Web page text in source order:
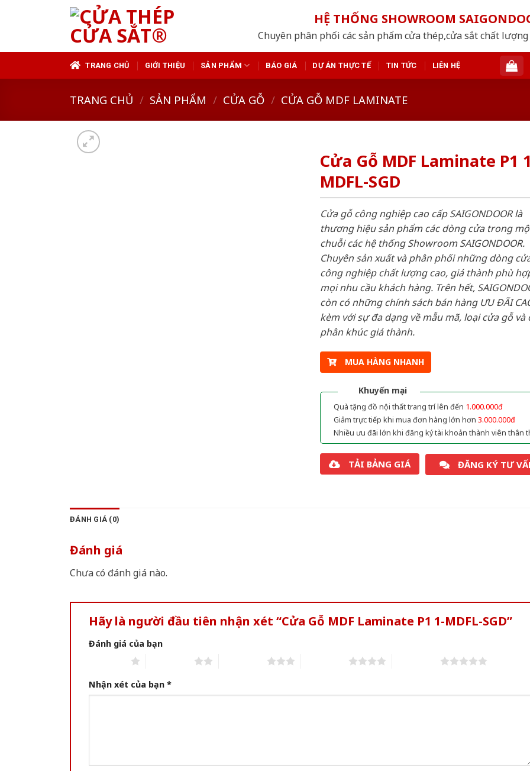
HỆ THỐNG SHOWROOM
Chuyên phân phối các sản phẩm cửa thép,cửa sắt chất
TRANG CHỦ GIỚI THIỆU SẢN PHẨM BÁO GIÁ DỰ ÁN THỰC TẾ TIN TỨC LIÊN HỆ
TRANG CHỦ / SẢN PHẨM / CỬA GỖ / CỬA GỖ MDF LAMINATE
Cửa Gỗ MDF Laminate P1
MDFL-SGD
Cửa gỗ công nghiệp cao cấp SAIGONDOOR là
thương hiệu sản phẩm các dòng cửa trong
chuỗi các hệ thống Showroom SAIGONDOOR.
Chuyên sản xuất và phân phối những dòng
công nghiệp chất lượng cao, giá thành phù
mọi nhu cầu khách hàng. Trên hết,
còn có những chính sách bán hàng ƯU ĐÃI
kèm với sự đa dạng về mẫu mã, loại cửa gỗ và
phân khúc giá thành.
MUA HÀNG NHANH
Khuyến mại
Quà tặng đồ nội thất trang trí lên đến 1.000.000đ
Giảm trực tiếp khi mua đơn hàng lớn hơn 3.000.000đ
Nhiều ưu đãi lớn khi đăng ký tài khoản thành viên thân
TẢI BẢNG GIÁ ĐĂNG KÝ TƯ
ĐÁNH GIÁ (0)
Đánh giá
Chưa có đánh giá nào.
Hãy là người đầu tiên nhận xét “Cửa Gỗ MDF Laminate P1 1-MDFL-SGD”
Đánh giá của bạn
Nhận xét của bạn *